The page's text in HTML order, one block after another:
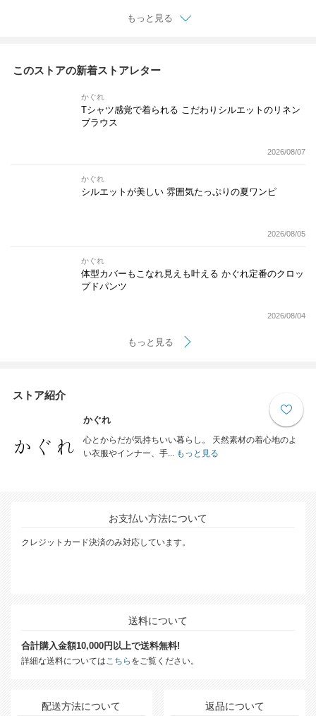
もっと見る
このストアの新着ストアレター
かぐれ
Tシャツ感覚で着られる こだわりシルエットのリネン
ブラウス
2026/08/07
かぐれ
シルエットが美しい 雰囲気たっぷりの夏ワンピ
2026/08/05
かぐれ
体型カバーもこなれ見えも叶える かぐれ定番のクロッ
プドパンツ
2026/08/04
もっと見る
ストア紹介
かぐれ
心とからだが気持ちいい暮らし。 天然素材の着心地のよ
い衣服やインナー、手...もっと見る
お支払い方法について
クレジットカード決済のみ対応しています。
送料について
合計購入金額10,000円以上で送料無料!
詳細な送料についてはこちら をご覧ください。
配送方法について 返品について